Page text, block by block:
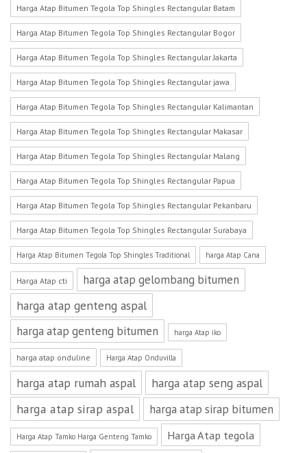
Harga Atap Bitumen Tegola Top Shingles Rectangular Batam
Harga Atap Bitumen Tegola Top Shingles Rectangular Bogor
Harga Atap Bitumen Tegola Top Shingles Rectangular Jakarta
Harga Atap Bitumen Tegola Top Shingles Rectangular jawa
Harga Atap Bitumen Tegola Top Shingles Rectangular Kalimantan
Harga Atap Bitumen Tegola Top Shingles Rectangular Makasar
Harga Atap Bitumen Tegola Top Shingles Rectangular Malang
Harga Atap Bitumen Tegola Top Shingles Rectangular Papua
Harga Atap Bitumen Tegola Top Shingles Rectangular Pekanbaru
Harga Atap Bitumen Tegola Top Shingles Rectangular Surabaya
Harga Atap Bitumen Tegola Top Shingles Traditional harga Atap Cana
Harga Atap cti harga atap gelombang bitumen
harga atap genteng aspal
harga atap genteng bitumen harga Atap iko
harga atap onduline Harga Atap Onduvilla
harga atap rumah aspal
harga atap seng aspal
harga atap sirap aspal
harga atap sirap bitumen
Harga Atap Tamko Harga Genteng Tamko Harga Atap tegola